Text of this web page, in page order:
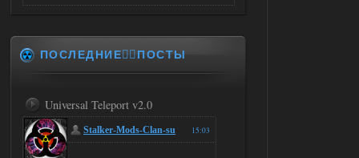
ПОСЛЕДНИЕ✍🏻ПОСТЫ
Universal Teleport v2.0
15:03
Stalker-Mods-Clan-su